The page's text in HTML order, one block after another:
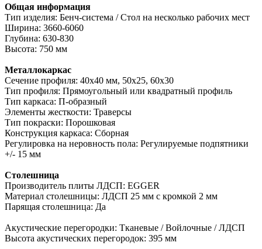
Общая информация
Тип изделия: Бенч-система / Стол на несколько рабочих мест
Ширина: 3660-6060
Глубина: 630-830
Высота: 750 мм
Металлокаркас
Сечение профиля: 40х40 мм, 50х25, 60х30
Тип профиля: Прямоугольный или квадратный профиль
Тип каркаса: П-образный
Элементы жесткости: Траверсы
Тип покраски: Порошковая
Конструкция каркаса: Сборная
Регулировка на неровность пола: Регулируемые подпятники
+/- 15 мм
Столешница
Производитель плиты ЛДСП: EGGER
Материал столешницы: ЛДСП 25 мм с кромкой 2 мм
Парящая столешница: Да
Акустические перегородки: Тканевые / Войлочные / ЛДСП
Высота акустических перегородок: 395 мм